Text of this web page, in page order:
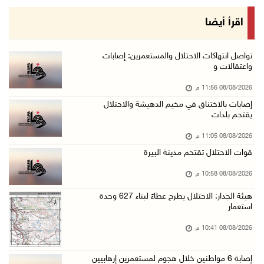
الاحتلال ينصب حواجز طيارة في محيط مخيم طولكرم ...
مستعمرون يهاجمون قرية أبو فلاح
مستعمرون يقتحمون بلدة بيت عور التحتا وقرية جل ...
08/آب/2026 06:39 م
الجامعة العربية الأمريكية تختتم فعاليات تخريج ...
08/آب/2026 05:52 م
اقرأ أيضا
تواصل انتهاكات الاحتلال والمستعمرين: إصابات
واعتقالات و
08/08/2026 11:56 م
إصابات بالاختناق في مخيم الدهيشة والاحتلال
يقتحم بلدات
08/08/2026 11:05 م
قوات الاحتلال تقتحم مدينة البيرة
08/08/2026 10:58 م
هيئة الجدار: الاحتلال يطرح عطاءً لبناء 627 وحدة
استعمار
08/08/2026 10:41 م
إصابة 6 مواطنين خلال هجوم لمستعمرين إرهابيين